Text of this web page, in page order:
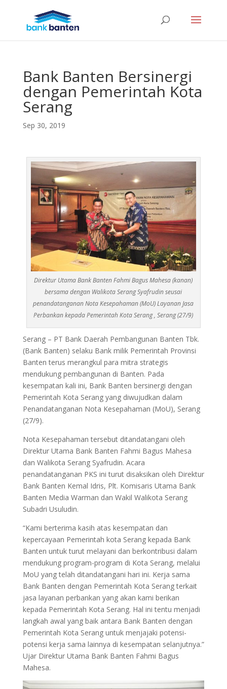
Bank Banten Bersinergi
dengan Pemerintah Kota
Serang
Sep 30, 2019
Direktur Utama Bank Banten Fahmi Bagus Mahesa (kanan)
bersama dengan Walikota Serang Syafrudin seusai
penandatanganan Nota Kesepahaman (MoU) Layanan Jasa
Perbankan kepada Pemerintah Kota Serang , Serang (27/9)
Serang – PT Bank Daerah Pembangunan Banten Tbk.
(Bank Banten) selaku Bank milik Pemerintah Provinsi
Banten terus merangkul para mitra strategis
mendukung pembangunan di Banten. Pada
kesempatan kali ini, Bank Banten bersinergi dengan
Pemerintah Kota Serang yang diwujudkan dalam
Penandatanganan Nota Kesepahaman (MoU), Serang
(27/9).
Nota Kesepahaman tersebut ditandatangani oleh
Direktur Utama Bank Banten Fahmi Bagus Mahesa
dan Walikota Serang Syafrudin. Acara
penandatanganan PKS ini turut disaksikan oleh Direktur
Bank Banten Kemal Idris, Plt. Komisaris Utama Bank
Banten Media Warman dan Wakil Walikota Serang
Subadri Usuludin.
“Kami berterima kasih atas kesempatan dan
kepercayaan Pemerintah kota Serang kepada Bank
Banten untuk turut melayani dan berkontribusi dalam
mendukung program-program di Kota Serang, melalui
MoU yang telah ditandatangani hari ini. Kerja sama
Bank Banten dengan Pemerintah Kota Serang terkait
jasa layanan perbankan yang akan kami berikan
kepada Pemerintah Kota Serang. Hal ini tentu menjadi
langkah awal yang baik antara Bank Banten dengan
Pemerintah Kota Serang untuk menjajaki potensi-
potensi kerja sama lainnya di kesempatan selanjutnya.”
Ujar Direktur Utama Bank Banten Fahmi Bagus
Mahesa.